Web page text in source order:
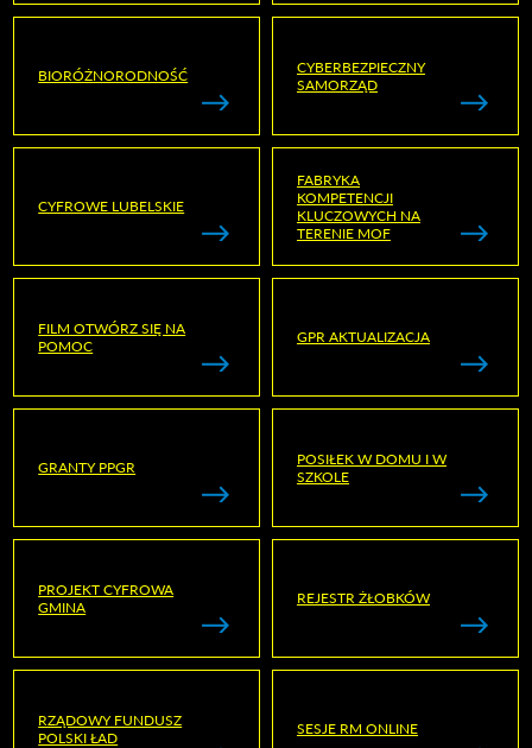
BIORÓŻNORODNOŚĆ
CYBERBEZPIECZNY
SAMORZĄD
CYFROWE LUBELSKIE
FABRYKA
KOMPETENCJI
KLUCZOWYCH NA
TERENIE MOF
FILM OTWÓRZ SIĘ NA
POMOC
GPR AKTUALIZACJA
GRANTY PPGR
POSIŁEK W DOMU I W
SZKOLE
PROJEKT CYFROWA
GMINA
REJESTR ŻŁOBKÓW
RZĄDOWY FUNDUSZ
POLSKI ŁAD
SESJE RM ONLINE